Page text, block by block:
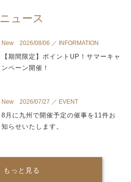
ニュース
New 2026/08/06 ／ INFORMATION
【期間限定】ポイントUP！サマーキャ
ンペーン開催！
New 2026/07/27 ／ EVENT
8月に九州で開催予定の催事を11件お
知らせいたします。
もっと見る